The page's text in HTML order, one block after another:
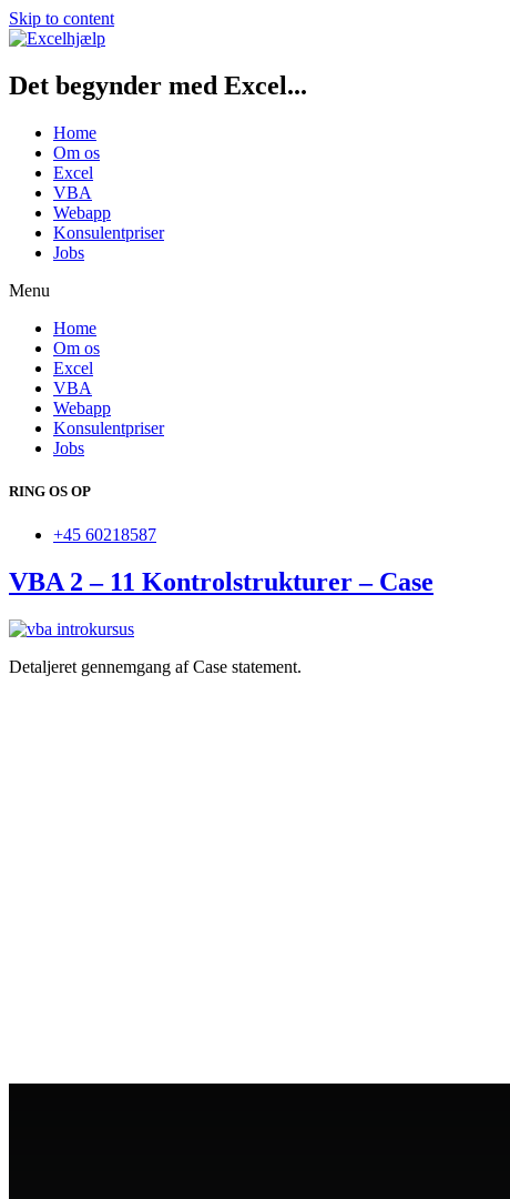
Skip to content
Det begynder med Excel...
Home
Om os
Excel
VBA
Webapp
Konsulentpriser
Jobs
Menu
Home
Om os
Excel
VBA
Webapp
Konsulentpriser
Jobs
RING OS OP
+45 60218587
VBA 2 – 11 Kontrolstrukturer – Case
Detaljeret gennemgang af Case statement.